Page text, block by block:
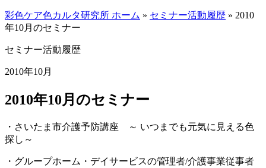
彩色ケア色カルタ研究所 ホーム » セミナー活動履歴 » 2010
年10月のセミナー
セミナー活動履歴
2010年10月
2010年10月のセミナー
・さいたま市介護予防講座 ～ いつまでも元気に見える色
探し～
・グループホーム・デイサービスの管理者/介護事業従事者